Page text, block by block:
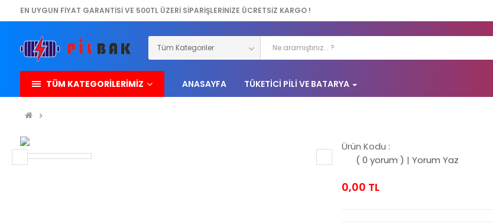
EN UYGUN FİYAT GARANTİSİ VE 500TL ÜZERİ SİPARİŞLERİNİZE ÜCRETSİZ KARGO !
TÜM KATEGORİLERİMİZ ANASAYFA TÜKETICI PILI VE BATARYA
Ürün Kodu :
( 0 yorum ) |Yorum Yaz
0,00 TL